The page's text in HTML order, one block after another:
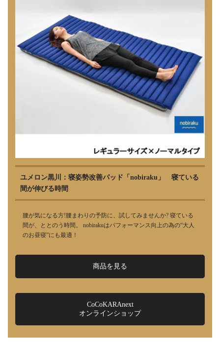
ユメロン黒川：寝姿勢改善パッド「nobiraku」 寝ている
間が伸びる時間
腰が気になる方!腰まわりの予防に、試してみませんか? 寝ている
間が、ととのう時間。 nobirakuはパフォーマンス向上の為の“大人
のお昼寝”にも最適！
商品を見る
CoCoKARAnext
オンラインショップ